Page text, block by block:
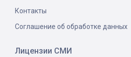
Контакты
Соглашение об обработке данных
Лицензии СМИ